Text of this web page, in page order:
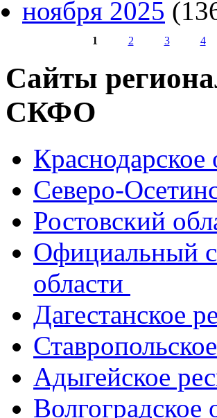
ноября 2025
1 2 3 4
Сайты
СКФО
Северо-
Ростовский
Официальный
области
Дагестанское
Адыгейское